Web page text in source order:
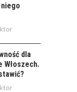
dla
Włoszech.